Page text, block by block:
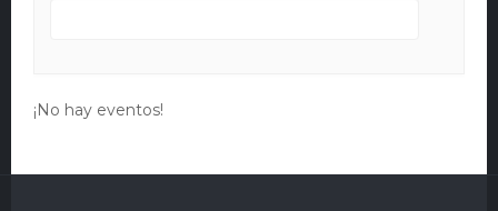
¡No hay eventos!